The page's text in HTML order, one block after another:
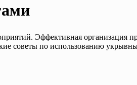
Эффективная организация
советы по использованию